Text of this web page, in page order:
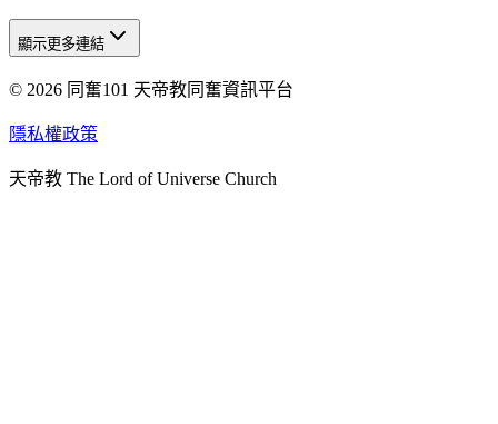
天人研究總院
天人研究學院
天人炁功院
顯示更多連結
© 2026 同奮101 天帝教同奮資訊平台
隱私權政策
天帝教 The Lord of Universe Church